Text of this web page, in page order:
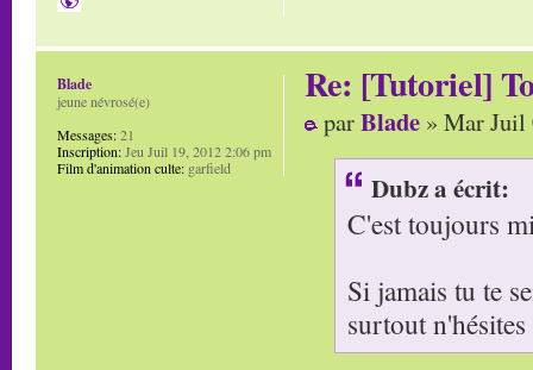
Re: [Tutoriel]
parBlade » Mar Juil
Dubz a écrit:
C'est toujours
Si jamais tu te
surtout
Blade
jeune névrosé(e)
Messages:21
Inscription:Jeu Juil 19, 2012 2:06 pm
Film d'animation culte: garfield